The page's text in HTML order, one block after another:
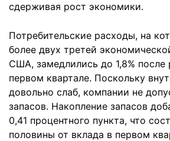
сдерживая рост экономики.
Потребительские расходы, на
более двух третей
США, замедлились до 1,8% после
первом квартале. Поскольку
довольно слаб, компании не
запасов. Накопление запасов
0,41 процентного пункта, что
половины от вклада в первом